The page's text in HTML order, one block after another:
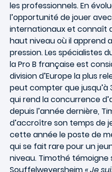
les professionnels. En
l’opportunité de jouer
internationaux et connaît
haut niveau où il apprend
pression. Les spécialistes
la Pro B française est
division d’Europe la plus
peut compter que jusqu’à
qui rend la concurrence
depuis l’année dernière,
d’accroître son temps de
cette année le poste de
qui se fait rare pour un
niveau. Timothé témoigne